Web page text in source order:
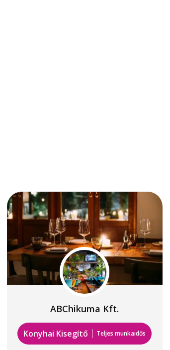
ABChikuma Kft.
Konyhai Kisegítő Teljes munkaidős